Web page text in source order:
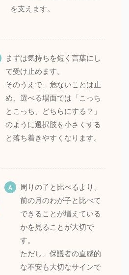
を支えます。
まずは気持ちを短く言葉にし
て受け止めます。
そのうえで、危ないことは止
め、選べる場面では「こっち
とこっち、どちらにする？」
のように選択肢を小さくする
と落ち着きやすくなります。
周りの子と比べるより、
前の月のわが子と比べて
できることが増えている
かを見ることが大切で
す。
ただし、保護者の直感的
な不安も大切なサインで